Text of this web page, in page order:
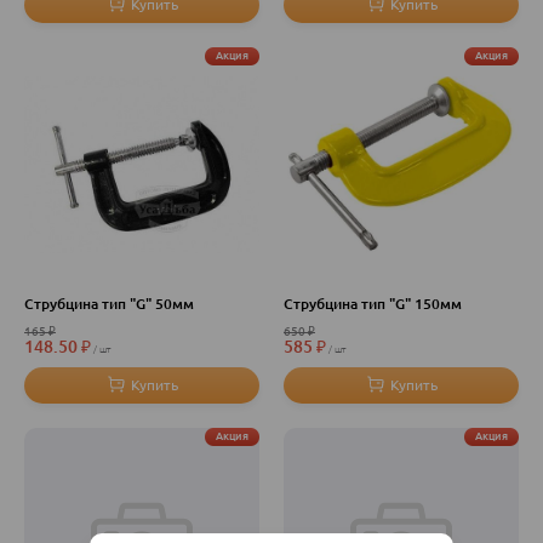
Акция
Струбцина тип "G" 50мм
165₽
148.50₽ шт
Акция
Струбцина тип "G" 150мм
650₽
585 ₽ шт
Акция Акция